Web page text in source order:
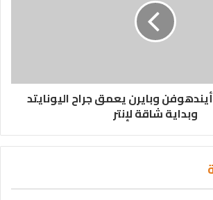
وبايرن يعمق جراح اليونايتد
وبداية شاقة لإنتر